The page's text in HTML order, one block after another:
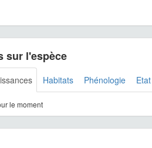
sur l'espèce
Habitats Phénologie
le moment